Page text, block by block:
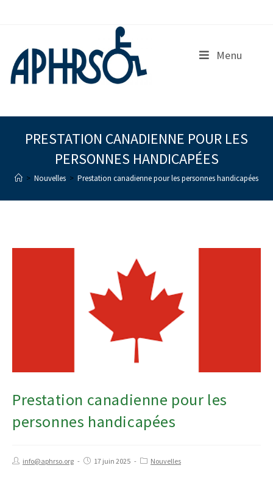
Menu
PRESTATION CANADIENNE POUR LES
PERSONNES HANDICAPÉES
> Nouvelles > Prestation canadienne pour les personnes handicapées
Prestation canadienne pour les
personnes handicapées
info@aphrso.org 17 juin 2025 Nouvelles